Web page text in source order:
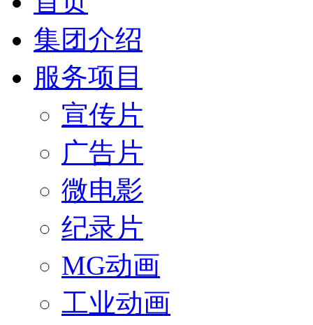
集团介绍
服务项目
宣传片
广告片
微电影
纪录片
MG动画
工业动画